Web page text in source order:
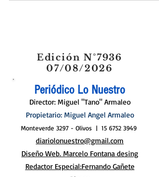
Edición N°7936
07/08/2026
Periódico Lo Nuestro
Director: Miguel "Tano" Armaleo
Propietario: Miguel Angel Armaleo
Monteverde 3297 - Olivos |15 6752 3949
diariolonuestro@gmail.com
Diseño Web. Marcelo Fontana desing